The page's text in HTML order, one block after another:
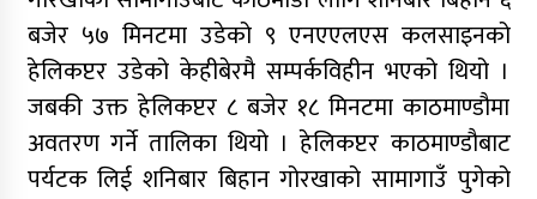
बजेर ५७ मिनटमा उडेको ९ एनएएलएस कलसाइनको
हेलिकप्टर उडेको केहीबेरमै सम्पर्कविहीन भएको थियो ।
जबकी उक्त हेलिकप्टर ८ बजेर १८ मिनटमा काठमाण्डौमा
अवतरण गर्ने तालिका थियो । हेलिकप्टर काठमाण्डौबाट
पर्यटक लिई शनिबार बिहान गोरखाको सामागाउँ पुगेको